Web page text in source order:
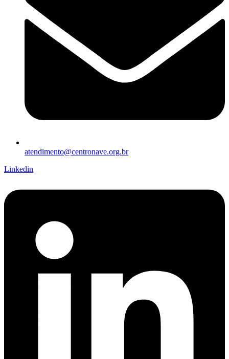
atendimento@centronave.org.br
Linkedin